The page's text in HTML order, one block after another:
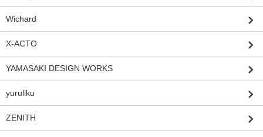
Wichard
X-ACTO
YAMASAKI DESIGN WORKS
yuruliku
ZENITH